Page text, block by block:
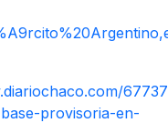
provisoria-en-